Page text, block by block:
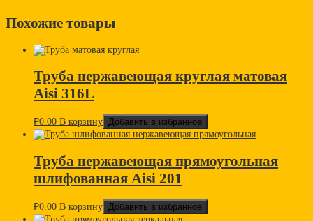
Похожие товары
Труба нержавеющая круглая матовая
Aisi 316L
₽0.00 В корзину Добавить в избранное
Труба нержавеющая прямоугольная
шлифованная Aisi 201
₽0.00 В корзину Добавить в избранное